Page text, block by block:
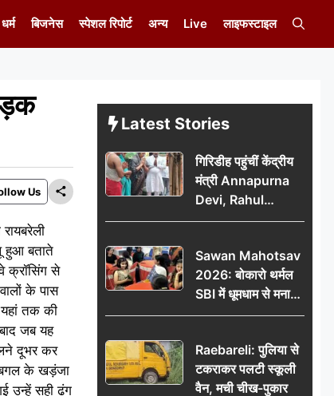
धर्म बिजनेस स्पेशल रिपोर्ट अन्य Live लाइफस्टाइल
Us
हुआ बताते
क्रॉसिंग से
के पास
तक की
जब यह
दूभर कर
बगल के खड़ंजा
उन्हें सही ढंग
Latest Stories
गिरिडीह पहुंचीं केंद्रीय
मंत्री Annapurna
Devi, Rahul
Gandhi पर साधा
आंदोलन को लेकर
सरकार पर हमला
Sawan Mahotsav
2026: बोकारो थर्मल
SBI में धूमधाम से मना
सावन महोत्सव
Raebareli: पुलिया से
टकराकर पलटी स्कूली
वैन, मची चीख-पुकार